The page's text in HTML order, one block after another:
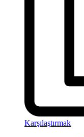
Karşılaştırmak